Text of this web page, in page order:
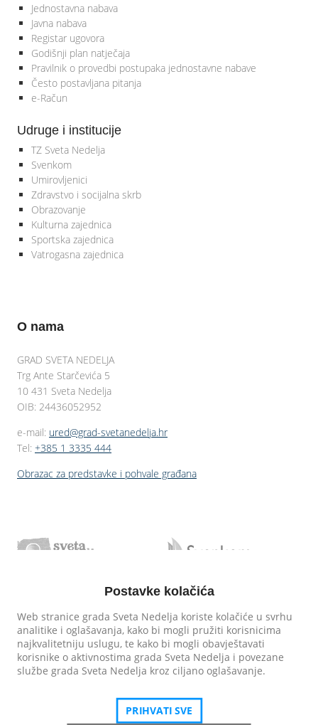
Jednostavna nabava
Javna nabava
Registar ugovora
Godišnji plan natječaja
Pravilnik o provedbi postupaka jednostavne nabave
Često postavljana pitanja
e-Račun
Udruge i institucije
TZ Sveta Nedelja
Svenkom
Umirovljenici
Zdravstvo i socijalna skrb
Obrazovanje
Kulturna zajednica
Sportska zajednica
Vatrogasna zajednica
O nama
GRAD SVETA NEDELJA
Trg Ante Starčevića 5
10 431 Sveta Nedelja
OIB: 24436052952
e-mail: ured@grad-svetanedelja.hr
Tel: +385 1 3335 444
Obrazac za predstavke i pohvale građana
Postavke kolačića
Web stranice grada Sveta Nedelja koriste kolačiće u svrhu
analitike i oglašavanja, kako bi mogli pružiti korisnicima
najkvalitetniju uslugu, te kako bi mogli obavještavati
korisnike o aktivnostima grada Sveta Nedelja i povezane
službe grada Sveta Nedelja kroz ciljano oglašavanje.
PRIHVATI SVE